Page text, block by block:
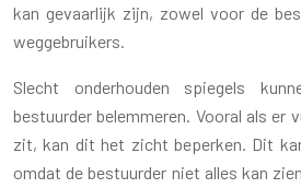
kan gevaarlijk zijn, zowel voor de
weggebruikers.
Slecht onderhouden spiegels
bestuurder belemmeren. Vooral als er
zit, kan dit het zicht beperken. Dit
omdat de bestuurder niet alles kan